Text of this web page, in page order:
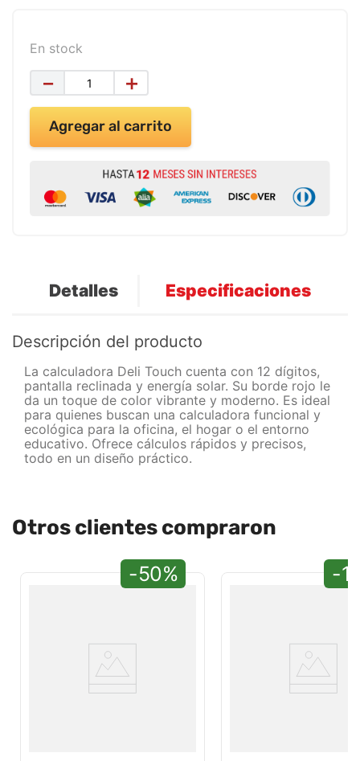
En stock
＋
－
Agregar al carrito
Detalles Especificaciones
Descripción del producto
La calculadora Deli Touch cuenta con 12 dígitos,
pantalla reclinada y energía solar. Su borde rojo le
da un toque de color vibrante y moderno. Es ideal
para quienes buscan una calculadora funcional y
ecológica para la oficina, el hogar o el entorno
educativo. Ofrece cálculos rápidos y precisos,
todo en un diseño práctico.
Otros clientes compraron
-50% -